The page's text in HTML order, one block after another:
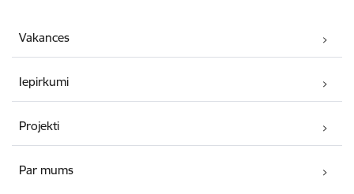
Vakances
Iepirkumi
Projekti
Par mums